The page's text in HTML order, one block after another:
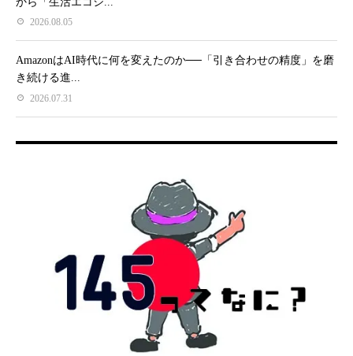
2026.08.05
AmazonはAI時代に何を変えたのか──「引き合わせの精度」を磨
き続ける進...
2026.07.31